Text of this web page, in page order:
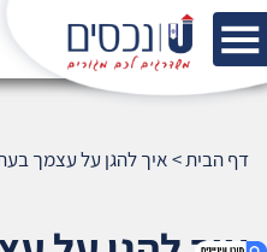
דף הבית>איך להגן על עצמך בעת